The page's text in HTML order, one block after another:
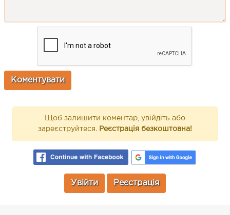
Щоб залишити коментар, увійдіть або
зареєструйтеся. Реєстрація безкоштовна!
Увійти Реєстрація